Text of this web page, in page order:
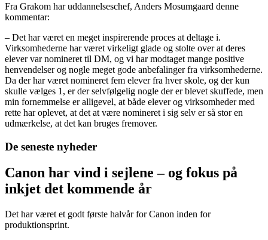
Fra Grakom har uddannelseschef, Anders Mosumgaard denne
kommentar:
– Det har været en meget inspirerende proces at deltage i.
Virksomhederne har været virkeligt glade og stolte over at deres
elever var nomineret til DM, og vi har modtaget mange positive
henvendelser og nogle meget gode anbefalinger fra virksomhederne.
Da der har været nomineret fem elever fra hver skole, og der kun
skulle vælges 1, er der selvfølgelig nogle der er blevet skuffede, men
min fornemmelse er alligevel, at både elever og virksomheder med
rette har oplevet, at det at være nomineret i sig selv er så stor en
udmærkelse, at det kan bruges fremover.
De seneste nyheder
Canon har vind i sejlene – og fokus på
inkjet det kommende år
Det har været et godt første halvår for Canon inden for
produktionsprint.